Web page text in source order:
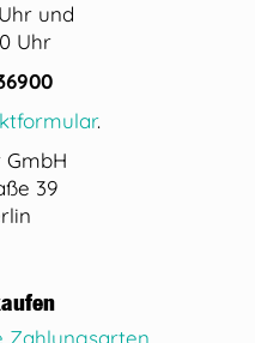
und
Uhr
.
GmbH
39
Zahlungsarten